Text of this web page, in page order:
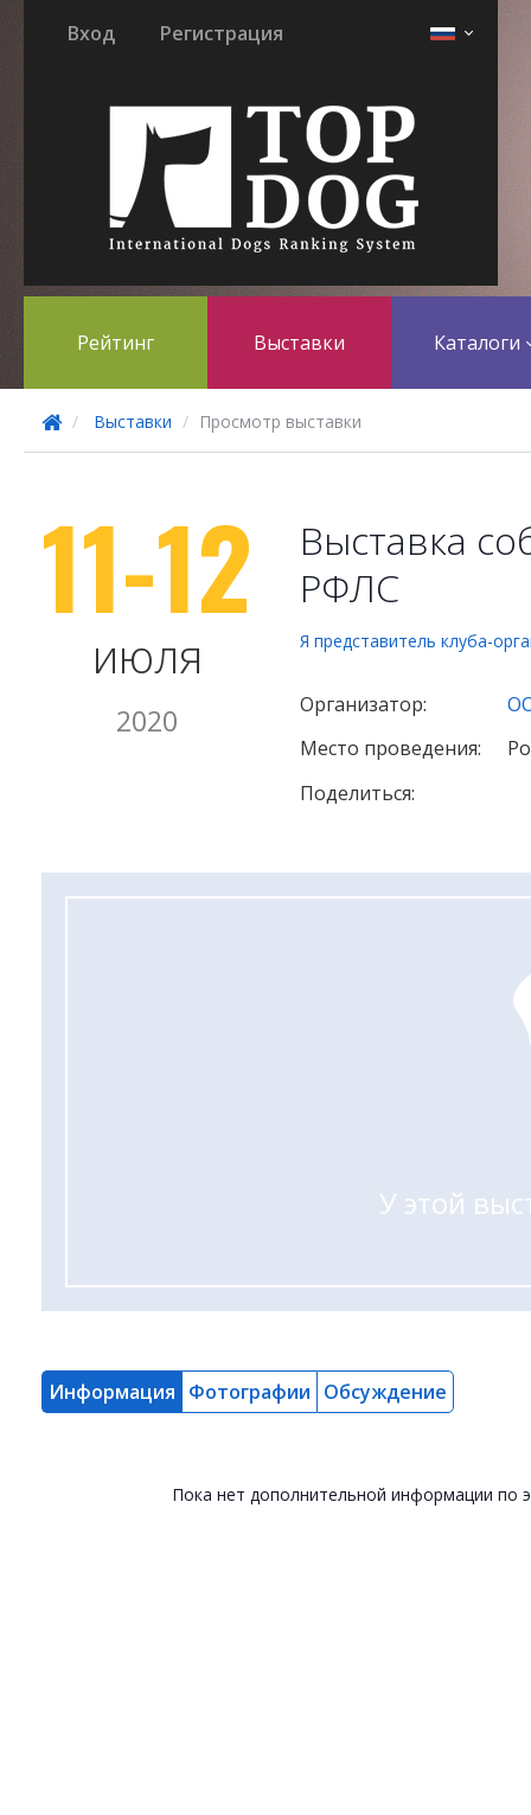
Вход Регистрация
Рейтинг Выставки Каталоги
Выставки Просмотр выставки
11-12
июля
2020
Выставка
РФЛС
Я представитель клуба-
Организатор:
Место проведения:
Поделиться:
У этой
Информация Фотографии Обсуждение
Пока нет дополнительной информации по